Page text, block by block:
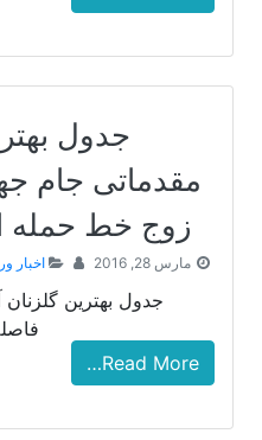
جدول
زوج خط حمله
مارس 28, 2016 اخبار
جدول بهترین
فاصله 9 گله زوج خط
Read More…